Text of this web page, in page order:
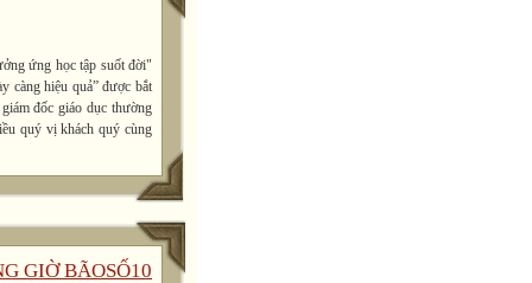
ứng học tập suốt đời"
càng hiệu quả” được bắt
đốc giáo dục thường
quý vị khách quý cùng
GIỜ BÃOSỐ10